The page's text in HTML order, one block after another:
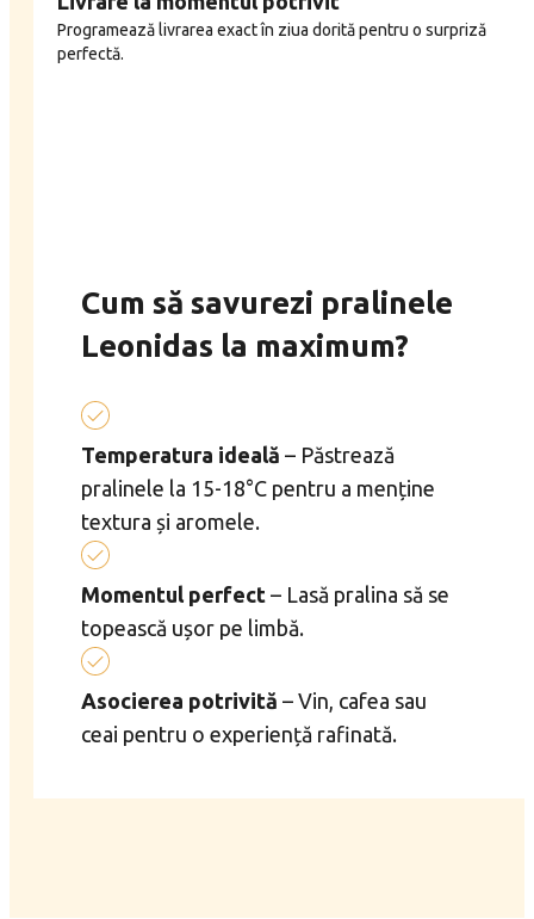
Programează livrarea exact în ziua dorită pentru o surpriză
perfectă.
Cum să savurezi pralinele
Leonidas la maximum?
Temperatura ideală – Păstrează
pralinele la 15-18°C pentru a menține
textura și aromele.
Momentul perfect – Lasă pralina să se
topească ușor pe limbă.
Asocierea potrivită – Vin, cafea sau
ceai pentru o experiență rafinată.